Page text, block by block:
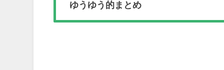
ゆうゆう的まとめ